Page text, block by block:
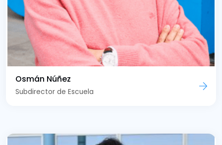
Osmán Núñez
Subdirector de Escuela